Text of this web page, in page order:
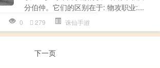
分伯仲。它们的区别在于: 物攻职业:...
0 279 诛仙手游
下一页